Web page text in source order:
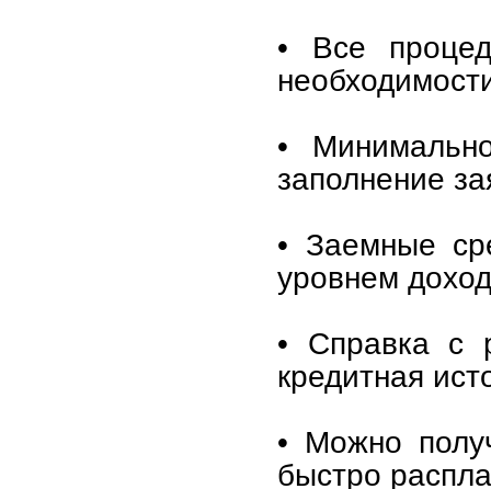
• Все
•
заполнение
• Заемные
уровнем
• Справка с
кредитная
• Можно
быстро